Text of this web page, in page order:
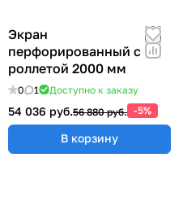
Экран
перфорированный с
роллетой 2000 мм
0 1 Доступно к заказу
54 036 руб.56 880 руб. -5%
В корзину